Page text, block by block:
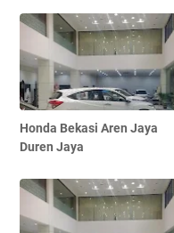
Honda Bekasi Aren Jaya
Duren Jaya